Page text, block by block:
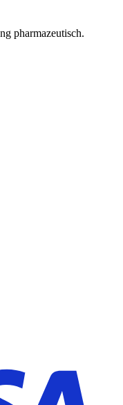
pharmazeutisch.